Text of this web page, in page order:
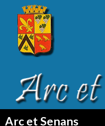
Arc et Senans